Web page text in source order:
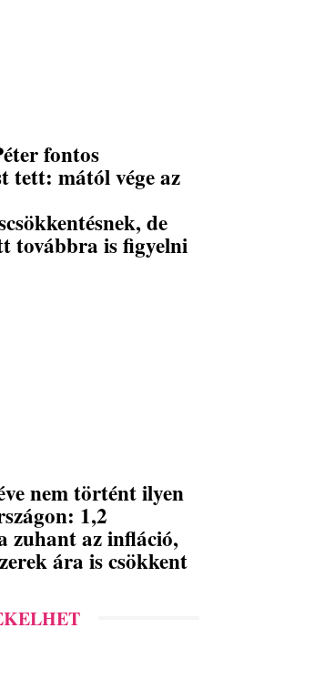
fontos
tett: mától vége az
de
továbbra is figyelni
nem történt ilyen
1,2
zuhant az infláció,
ára is csökkent